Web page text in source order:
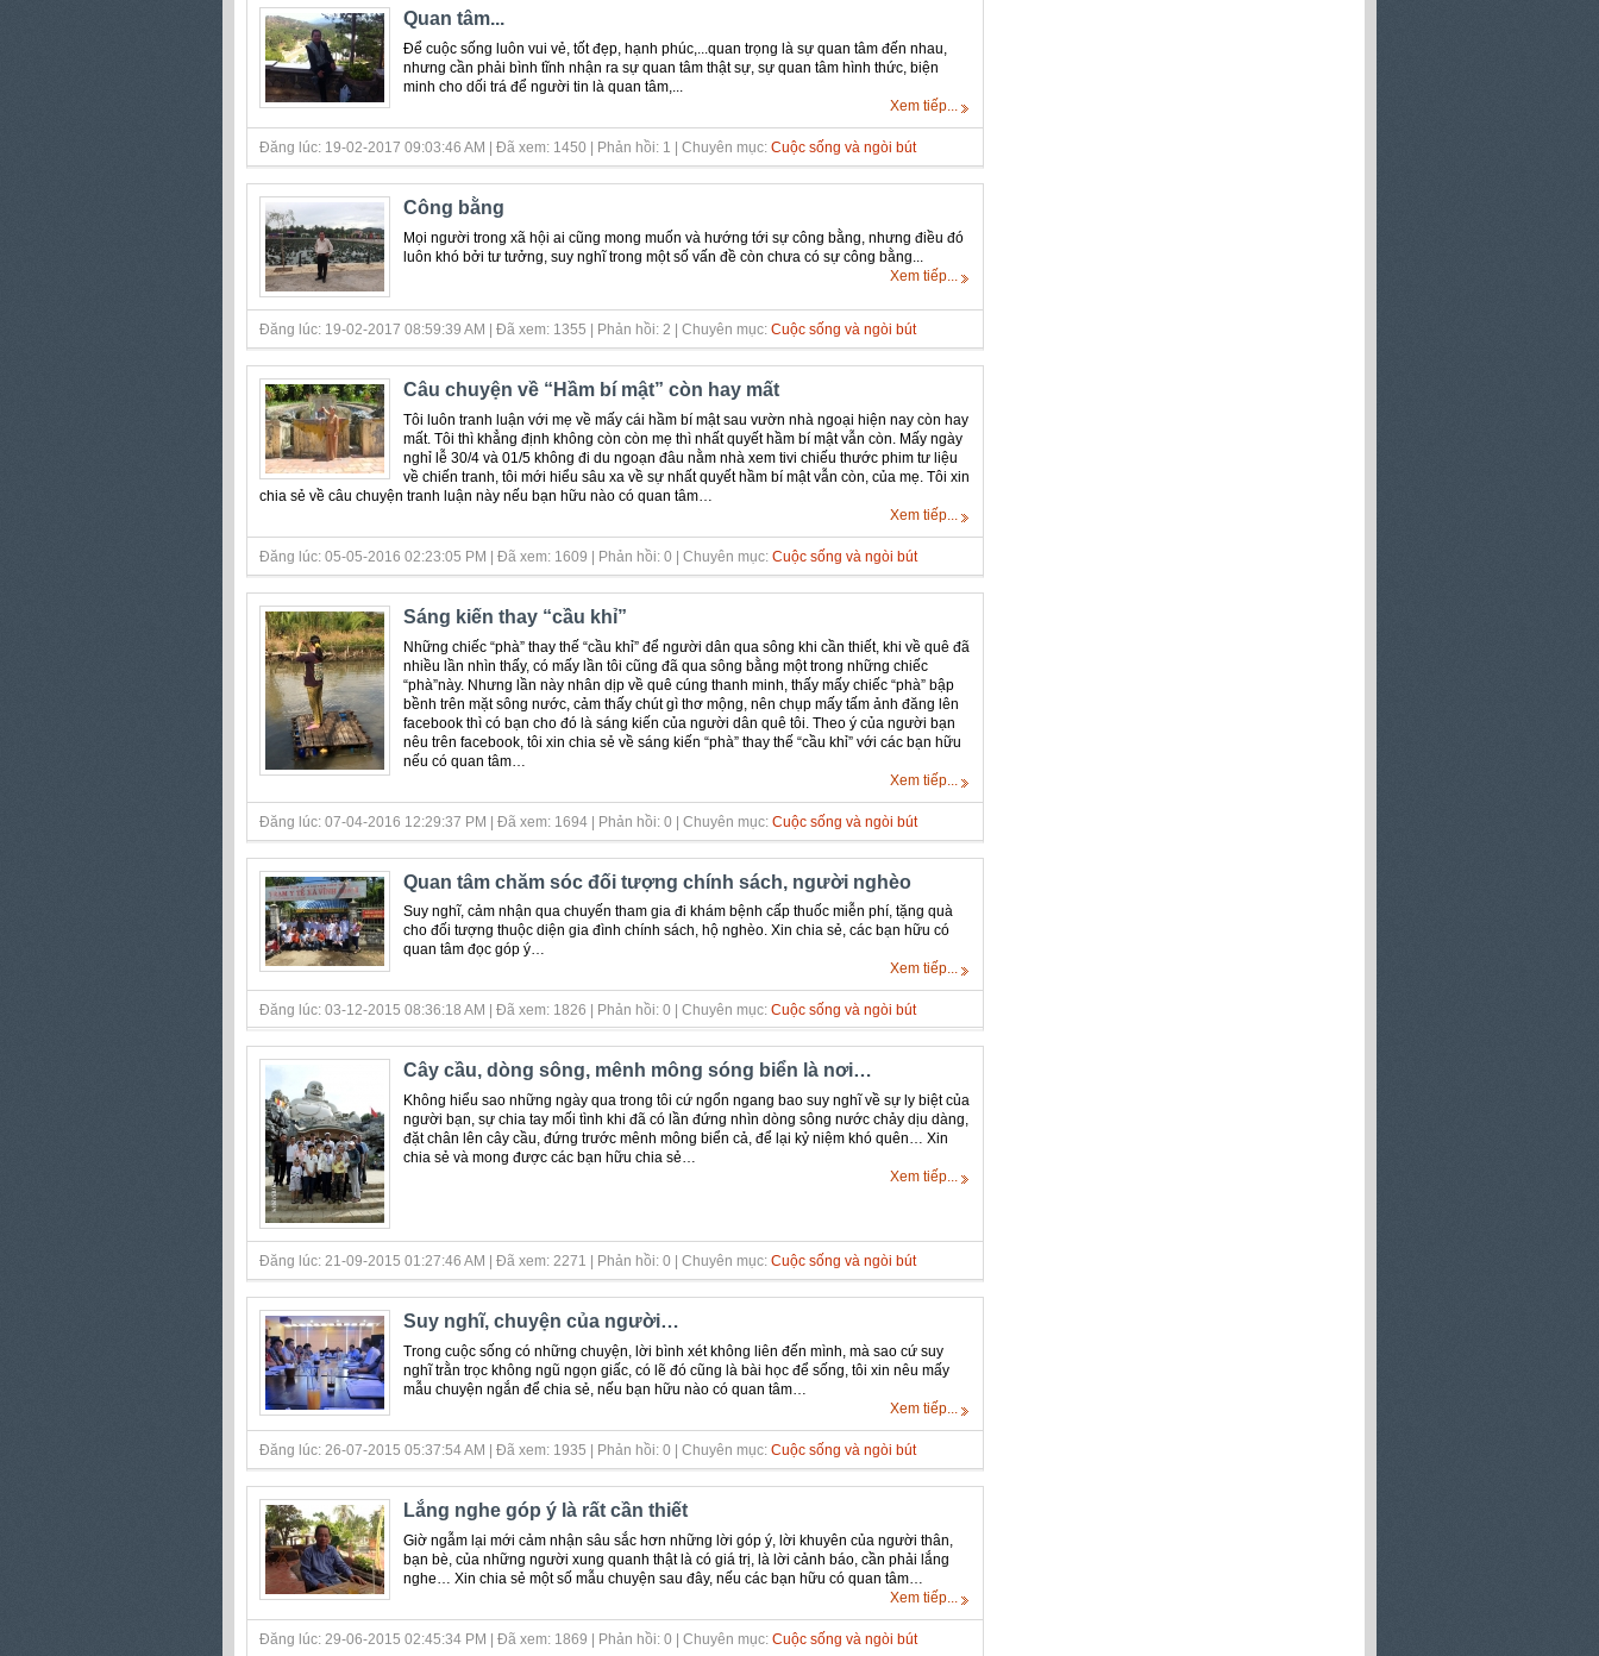
Quan tâm...
Để cuộc sống luôn vui vẻ, tốt đẹp, hạnh phúc,...quan trọng là sự quan tâm đến nhau,
nhưng cần phải bình tĩnh nhận ra sự quan tâm thật sự, sự quan tâm hình thức, biện
minh cho dối trá để người tin là quan tâm,...
Xem tiếp...
Đăng lúc: 19-02-2017 09:03:46 AM | Đã xem: 1450 | Phản hồi: 1 | Chuyên mục: Cuộc sống và ngòi bút
Công bằng
Mọi người trong xã hội ai cũng mong muốn và hướng tới sự công bằng, nhưng điều đó
luôn khó bởi tư tưởng, suy nghĩ trong một số vấn đề còn chưa có sự công bằng...
Xem tiếp...
Đăng lúc: 19-02-2017 08:59:39 AM | Đã xem: 1355 | Phản hồi: 2 | Chuyên mục: Cuộc sống và ngòi bút
Câu chuyện về “Hầm bí mật” còn hay mất
Tôi luôn tranh luận với mẹ về mấy cái hầm bí mật sau vườn nhà ngoại hiện nay còn hay
mất. Tôi thì khẳng định không còn còn mẹ thì nhất quyết hầm bí mật vẫn còn. Mấy ngày
nghỉ lễ 30/4 và 01/5 không đi du ngoạn đâu nằm nhà xem tivi chiếu thước phim tư liệu
về chiến tranh, tôi mới hiểu sâu xa về sự nhất quyết hầm bí mật vẫn còn, của mẹ. Tôi xin
chia sẻ về câu chuyện tranh luận này nếu bạn hữu nào có quan tâm…
Xem tiếp...
Đăng lúc: 05-05-2016 02:23:05 PM | Đã xem: 1609 | Phản hồi: 0 | Chuyên mục: Cuộc sống và ngòi bút
Sáng kiến thay “cầu khỉ”
Những chiếc “phà” thay thế “cầu khỉ” để người dân qua sông khi cần thiết, khi về quê đã
nhiều lần nhìn thấy, có mấy lần tôi cũng đã qua sông bằng một trong những chiếc
“phà”này. Nhưng lần này nhân dịp về quê cúng thanh minh, thấy mấy chiếc “phà” bập
bềnh trên mặt sông nước, cảm thấy chút gì thơ mộng, nên chụp mấy tấm ảnh đăng lên
facebook thì có bạn cho đó là sáng kiến của người dân quê tôi. Theo ý của người bạn
nêu trên facebook, tôi xin chia sẻ về sáng kiến “phà” thay thế “cầu khỉ” với các bạn hữu
nếu có quan tâm…
Xem tiếp...
Đăng lúc: 07-04-2016 12:29:37 PM | Đã xem: 1694 | Phản hồi: 0 | Chuyên mục: Cuộc sống và ngòi bút
Quan tâm chăm sóc đối tượng chính sách, người nghèo
Suy nghĩ, cảm nhận qua chuyến tham gia đi khám bệnh cấp thuốc miễn phí, tặng quà
cho đối tượng thuộc diện gia đình chính sách, hộ nghèo. Xin chia sẻ, các bạn hữu có
quan tâm đọc góp ý…
Xem tiếp...
Đăng lúc: 03-12-2015 08:36:18 AM | Đã xem: 1826 | Phản hồi: 0 | Chuyên mục: Cuộc sống và ngòi bút
Cây cầu, dòng sông, mênh mông sóng biển là nơi…
Không hiểu sao những ngày qua trong tôi cứ ngổn ngang bao suy nghĩ về sự ly biệt của
người bạn, sự chia tay mối tình khi đã có lần đứng nhìn dòng sông nước chảy dịu dàng,
đặt chân lên cây cầu, đứng trước mênh mông biển cả, để lại kỷ niệm khó quên… Xin
chia sẻ và mong được các bạn hữu chia sẻ…
Xem tiếp...
Đăng lúc: 21-09-2015 01:27:46 AM | Đã xem: 2271 | Phản hồi: 0 | Chuyên mục: Cuộc sống và ngòi bút
Suy nghĩ, chuyện của người…
Trong cuộc sống có những chuyện, lời bình xét không liên đến mình, mà sao cứ suy
nghĩ trằn trọc không ngũ ngọn giấc, có lẽ đó cũng là bài học để sống, tôi xin nêu mấy
mẫu chuyện ngắn để chia sẻ, nếu bạn hữu nào có quan tâm…
Xem tiếp...
Đăng lúc: 26-07-2015 05:37:54 AM | Đã xem: 1935 | Phản hồi: 0 | Chuyên mục: Cuộc sống và ngòi bút
Lắng nghe góp ý là rất cần thiết
Giờ ngẫm lại mới cảm nhận sâu sắc hơn những lời góp ý, lời khuyên của người thân,
bạn bè, của những người xung quanh thật là có giá trị, là lời cảnh báo, cần phải lắng
nghe… Xin chia sẻ một số mẫu chuyện sau đây, nếu các bạn hữu có quan tâm…
Xem tiếp...
Đăng lúc: 29-06-2015 02:45:34 PM | Đã xem: 1869 | Phản hồi: 0 | Chuyên mục: Cuộc sống và ngòi bút